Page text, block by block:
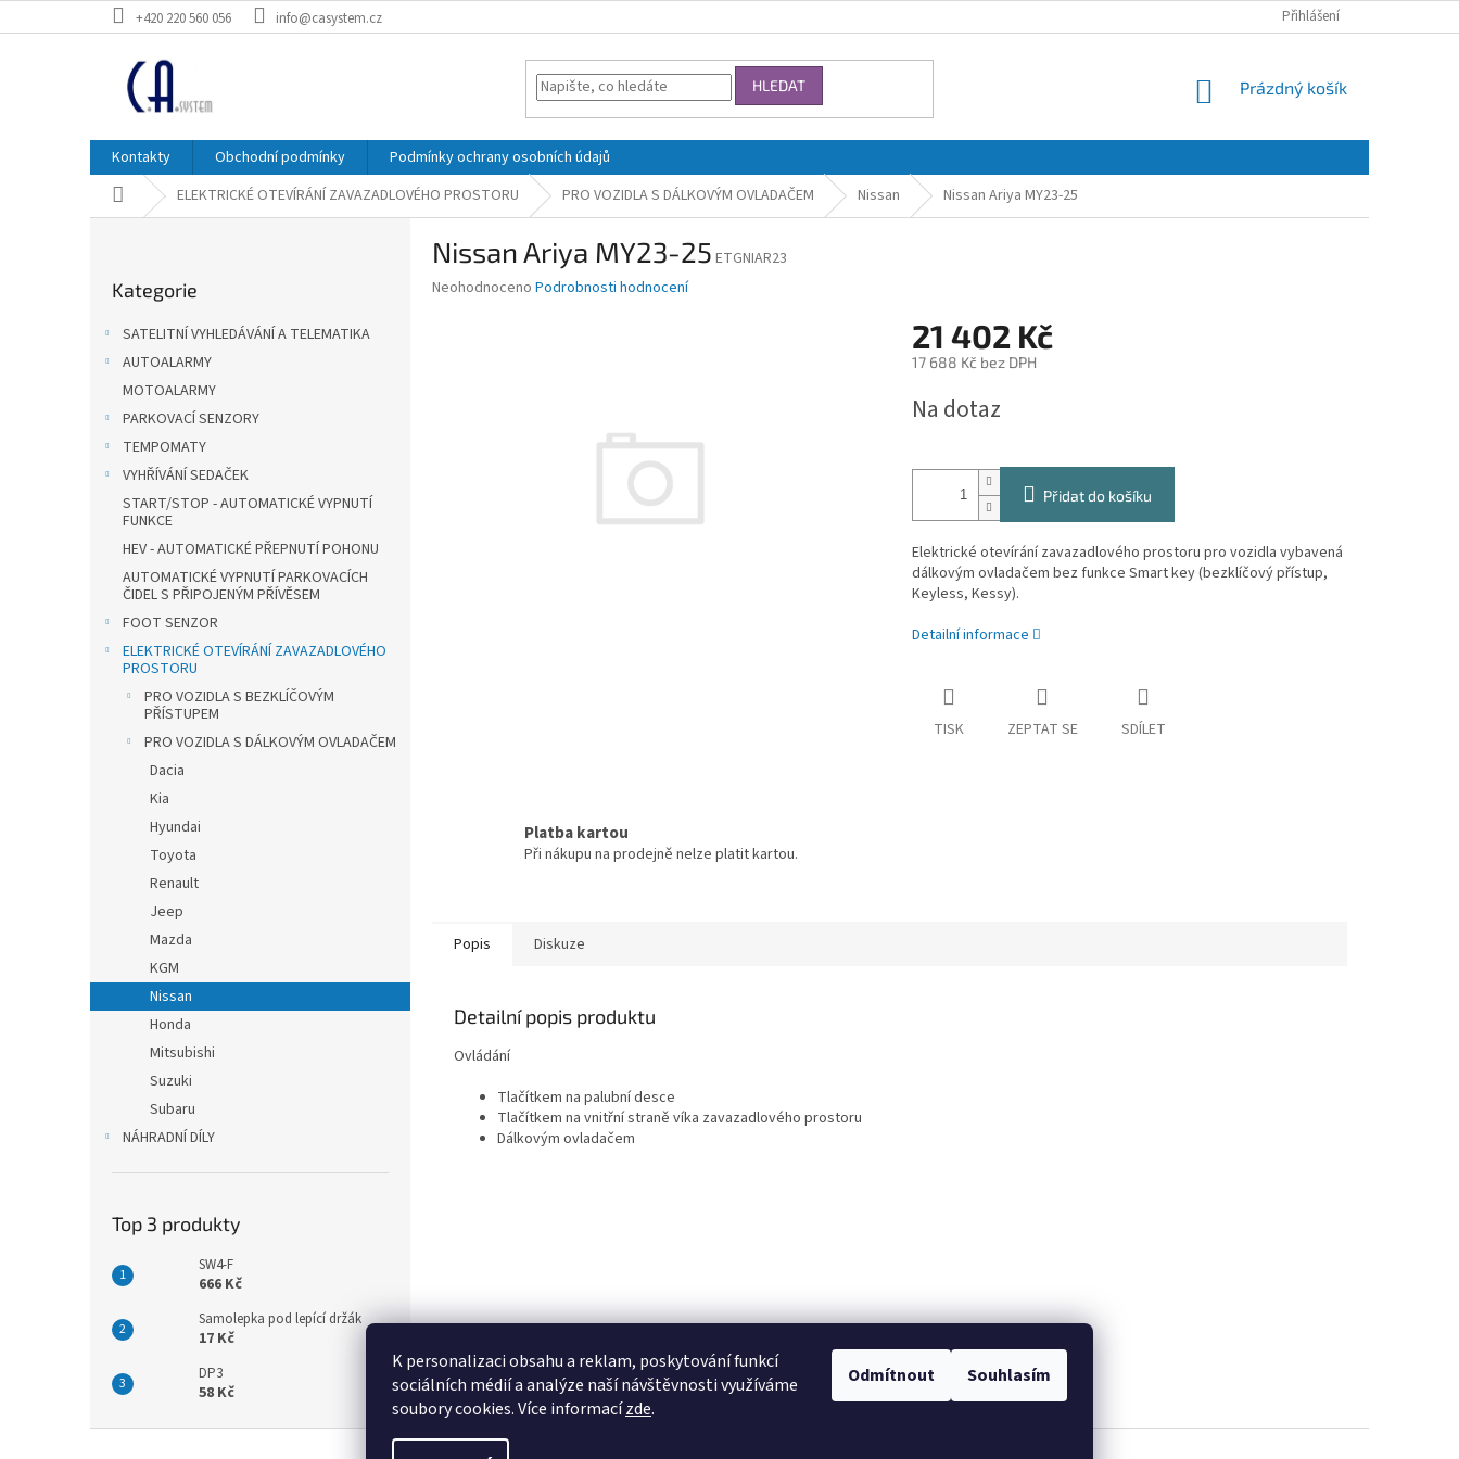
K personalizaci obsahu a reklam, poskytování funkcí
sociálních médií a analýze naší návštěvnosti využíváme
soubory cookies. Více informacízde.
Odmítnout Souhlasím
na
+420 220 560 056 info@casystem.cz Přihlášení
HLEDAT
NÁKUPNÍ
Prázdný košík
Kontakty Obchodní podmínky
Podmínky ochrany osobních údajů
Domů ELEKTRICKÉ OTEVÍRÁNÍ ZAVAZADLOVÉHO PROSTORU PRO VOZIDLA S DÁLKOVÝM OVLADAČEM Nissan Nissan Ariya MY23-25
kategorie
Kategorie
SATELITNÍ VYHLEDÁVÁNÍ A TELEMATIKA
AUTOALARMY
MOTOALARMY
PARKOVACÍ SENZORY
TEMPOMATY
VYHŘÍVÁNÍ SEDAČEK
START/STOP - AUTOMATICKÉ VYPNUTÍ
FUNKCE
HEV - AUTOMATICKÉ PŘEPNUTÍ POHONU
AUTOMATICKÉ VYPNUTÍ PARKOVACÍCH
ČIDEL S PŘIPOJENÝM PŘÍVĚSEM
FOOT SENZOR
ELEKTRICKÉ OTEVÍRÁNÍ ZAVAZADLOVÉHO
PROSTORU
PRO VOZIDLA S BEZKLÍČOVÝM
PŘÍSTUPEM
PRO VOZIDLA S DÁLKOVÝM OVLADAČEM
Dacia
Kia
Hyundai
Toyota
Renault
Jeep
Mazda
KGM
Nissan
Honda
Mitsubishi
Suzuki
Subaru
NÁHRADNÍ DÍLY
Top 3 produkty
SW4-F
666 Kč
Samolepka pod lepící držák
17 Kč
DP3
58 Kč
Nissan Ariya MY23-25 ETGNIAR23
Průměrné
Neohodnoceno Podrobnosti hodnocení
21 402 Kč
17 688 Kč bez DPH
cena:
Na dotaz
Přidat do košíku
Elektrické otevírání zavazadlového prostoru pro vozidla vybavená
dálkovým ovladačem bez funkce Smart key (bezklíčový přístup,
Keyless, Kessy).
Detailní informace
TISK ZEPTAT SE SDÍLET
Platba kartou
Při nákupu na prodejně nelze platit kartou.
Popis Diskuze
Detailní popis produktu
Ovládání
Tlačítkem na palubní desce
Tlačítkem na vnitřní straně víka zavazadlového prostoru
Dálkovým ovladačem